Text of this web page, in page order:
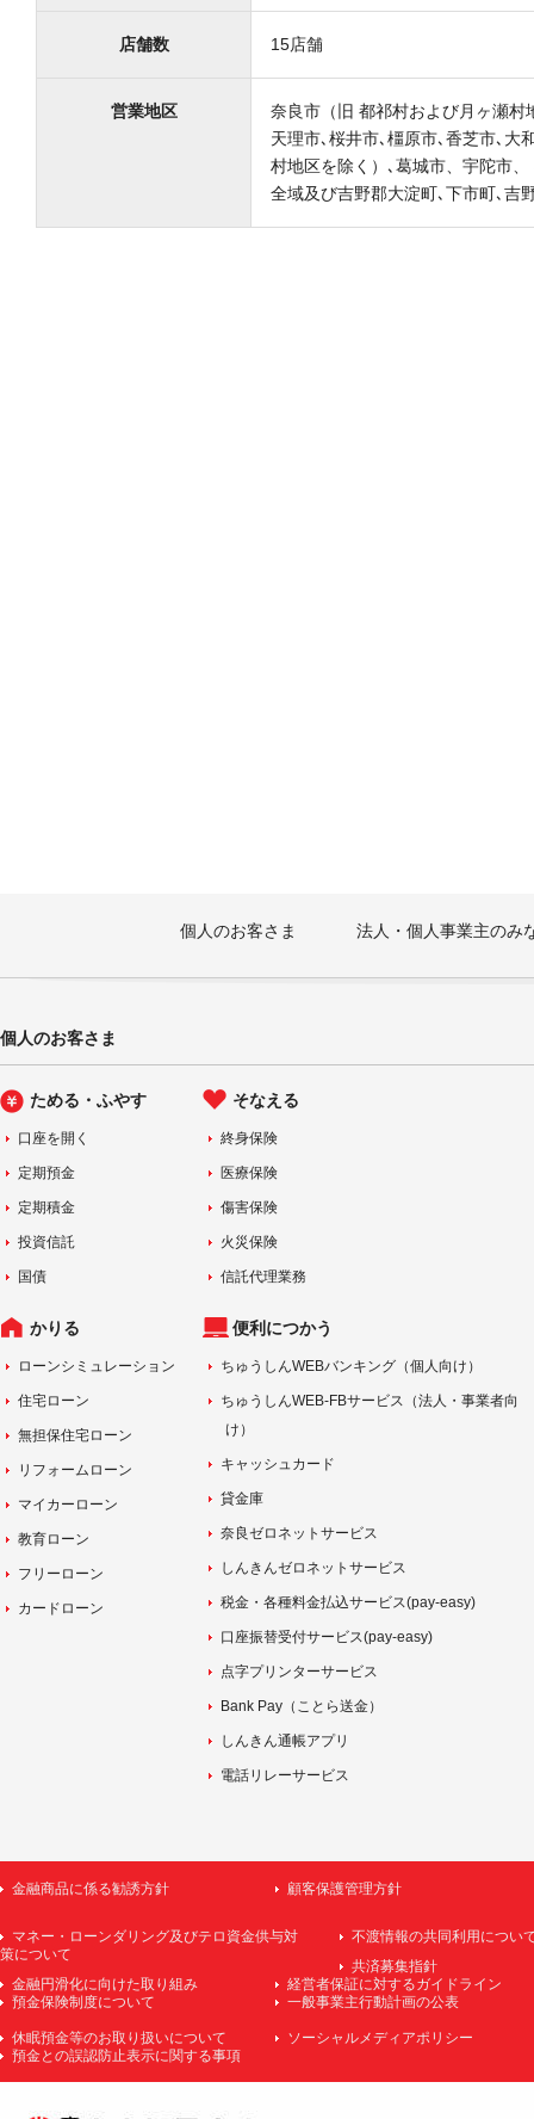
店舗数 15店舗
営業地区
奈良市（旧 都祁村および月ヶ瀬村
天理市､桜井市､橿原市､香芝市､
村地区を除く）､葛城市、宇陀市
全域及び吉野郡大淀町､下市町､吉
個人のお客さま 法人・個人事業主のみ
個人のお客さま
ためる・ふやす
口座を開く
定期預金
定期積金
投資信託
国債
そなえる
終身保険
医療保険
傷害保険
火災保険
信託代理業務
かりる
ローンシミュレーション
住宅ローン
無担保住宅ローン
リフォームローン
マイカーローン
教育ローン
フリーローン
カードローン
便利につかう
ちゅうしんWEBバンキング（個人向け）
ちゅうしんWEB-FBサービス（法人・事業者向
け）
キャッシュカード
貸金庫
奈良ゼロネットサービス
しんきんゼロネットサービス
税金・各種料金払込サービス(pay-easy)
口座振替受付サービス(pay-easy)
点字プリンターサービス
Bank Pay（ことら送金）
しんきん通帳アプリ
電話リレーサービス
金融商品に係る勧誘方針 顧客保護管理方針
マネー・ローンダリング及びテロ資金供与対
策について
不渡情報の共同利用につい
共済募集指針
金融円滑化に向けた取り組み
経営者保証に対するガイドライン
預金保険制度について
一般事業主行動計画の公表
休眠預金等のお取り扱いについて
ソーシャルメディアポリシー
預金との誤認防止表示に関する事項